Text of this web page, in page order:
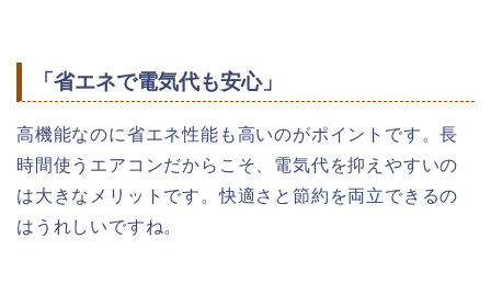
「省エネで電気代も安心」
高機能なのに省エネ性能も高いのがポイントです。長
時間使うエアコンだからこそ、電気代を抑えやすいの
は大きなメリットです。快適さと節約を両立できるの
はうれしいですね。